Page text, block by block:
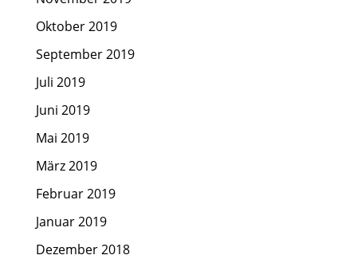
Oktober 2019
September 2019
Juli 2019
Juni 2019
Mai 2019
März 2019
Februar 2019
Januar 2019
Dezember 2018